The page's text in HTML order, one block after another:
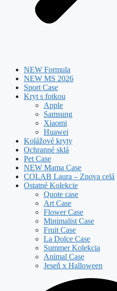
NEW Formula
NEW MS 2026
Sport Case
Kryt s fotkou
Apple
Samsung
Xiaomi
Huawei
Kolážové kryty
Ochranné sklá
Pet Case
NEW Mama Case
COLAB Laura – Znova celá
Ostatné Kolekcie
Quote case
Art Case
Flower Case
Minimalist Case
Fruit Case
La Dolce Case
Summer Kolekcia
Animal Case
Jeseň x Halloween